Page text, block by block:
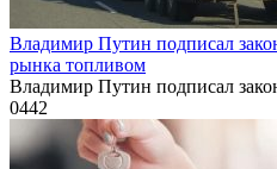
Владимир Путин подписал
рынка топливом
Владимир Путин подписал
0442